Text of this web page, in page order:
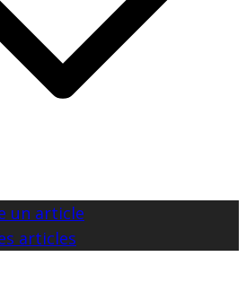
un article
articles